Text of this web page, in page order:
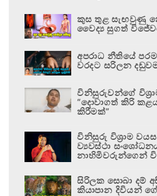
කුස තුළ සැඟවුණු
වෛද්‍ය සුගත්
අපරාධ නීතියේ
වරදට සරිලන
විනිසුරුවන්ගේ
“දොවාගත් කිරි
කිරීමක්”
විනිසුරු විශ්‍රාම
ව්‍යවස්ථා
නාහිමිවරුන්ගෙන්
සිරිලක සොබා දම්
කියාපාන දිවියන්